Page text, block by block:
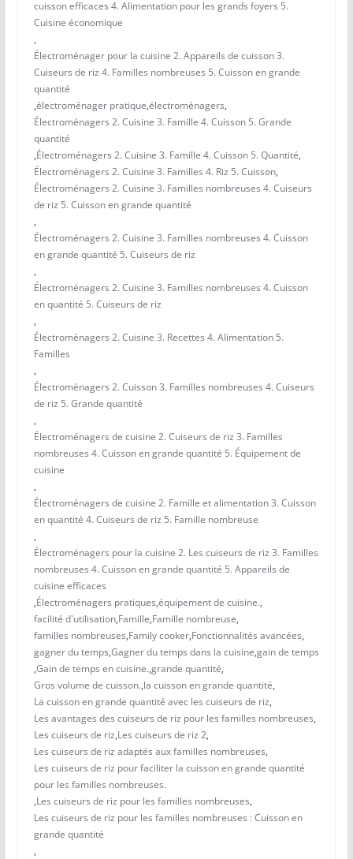
cuisson efficaces 4. Alimentation pour les grands foyers 5.
Cuisine économique
,
Électroménager pour la cuisine 2. Appareils de cuisson 3.
Cuiseurs de riz 4. Familles nombreuses 5. Cuisson en grande
quantité
,électroménager pratique,électroménagers,
Électroménagers 2. Cuisine 3. Famille 4. Cuisson 5. Grande
quantité
,Électroménagers 2. Cuisine 3. Famille 4. Cuisson 5. Quantité,
Électroménagers 2. Cuisine 3. Familles 4. Riz 5. Cuisson,
Électroménagers 2. Cuisine 3. Familles nombreuses 4. Cuiseurs
de riz 5. Cuisson en grande quantité
,
Électroménagers 2. Cuisine 3. Familles nombreuses 4. Cuisson
en grande quantité 5. Cuiseurs de riz
,
Électroménagers 2. Cuisine 3. Familles nombreuses 4. Cuisson
en quantité 5. Cuiseurs de riz
,
Électroménagers 2. Cuisine 3. Recettes 4. Alimentation 5.
Familles
,
Électroménagers 2. Cuisson 3. Familles nombreuses 4. Cuiseurs
de riz 5. Grande quantité
,
Électroménagers de cuisine 2. Cuiseurs de riz 3. Familles
nombreuses 4. Cuisson en grande quantité 5. Équipement de
cuisine
,
Électroménagers de cuisine 2. Famille et alimentation 3. Cuisson
en quantité 4. Cuiseurs de riz 5. Famille nombreuse
,
Électroménagers pour la cuisine 2. Les cuiseurs de riz 3. Familles
nombreuses 4. Cuisson en grande quantité 5. Appareils de
cuisine efficaces
,Électroménagers pratiques,équipement de cuisine.,
facilité d'utilisation,Famille,Famille nombreuse,
familles nombreuses,Family cooker,Fonctionnalités avancées,
gagner du temps,Gagner du temps dans la cuisine,gain de temps
,Gain de temps en cuisine.,grande quantité,
Gros volume de cuisson.,la cuisson en grande quantité,
La cuisson en grande quantité avec les cuiseurs de riz,
Les avantages des cuiseurs de riz pour les familles nombreuses,
Les cuiseurs de riz,Les cuiseurs de riz 2,
Les cuiseurs de riz adaptés aux familles nombreuses,
Les cuiseurs de riz pour faciliter la cuisson en grande quantité
pour les familles nombreuses.
,Les cuiseurs de riz pour les familles nombreuses,
Les cuiseurs de riz pour les familles nombreuses : Cuisson en
grande quantité
,